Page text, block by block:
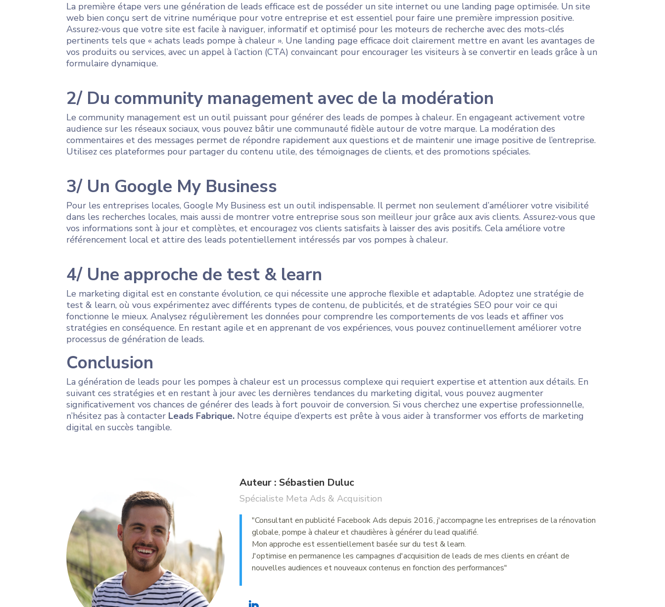
La première étape vers une génération de leads efficace est de posséder un site internet ou une landing page optimisée. Un site
web bien conçu sert de vitrine numérique pour votre entreprise et est essentiel pour faire une première impression positive.
Assurez-vous que votre site est facile à naviguer, informatif et optimisé pour les moteurs de recherche avec des mots-clés
pertinents tels que « achats leads pompe à chaleur ». Une landing page efficace doit clairement mettre en avant les avantages de
vos produits ou services, avec un appel à l’action (CTA) convaincant pour encourager les visiteurs à se convertir en leads grâce à un
formulaire dynamique.
2/ Du community management avec de la modération
Le community management est un outil puissant pour générer des leads de pompes à chaleur. En engageant activement votre
audience sur les réseaux sociaux, vous pouvez bâtir une communauté fidèle autour de votre marque. La modération des
commentaires et des messages permet de répondre rapidement aux questions et de maintenir une image positive de l’entreprise.
Utilisez ces plateformes pour partager du contenu utile, des témoignages de clients, et des promotions spéciales.
3/ Un Google My Business
Pour les entreprises locales, Google My Business est un outil indispensable. Il permet non seulement d’améliorer votre visibilité
dans les recherches locales, mais aussi de montrer votre entreprise sous son meilleur jour grâce aux avis clients. Assurez-vous que
vos informations sont à jour et complètes, et encouragez vos clients satisfaits à laisser des avis positifs. Cela améliore votre
référencement local et attire des leads potentiellement intéressés par vos pompes à chaleur.
4/ Une approche de test & learn
Le marketing digital est en constante évolution, ce qui nécessite une approche flexible et adaptable. Adoptez une stratégie de
test & learn, où vous expérimentez avec différents types de contenu, de publicités, et de stratégies SEO pour voir ce qui
fonctionne le mieux. Analysez régulièrement les données pour comprendre les comportements de vos leads et affiner vos
stratégies en conséquence. En restant agile et en apprenant de vos expériences, vous pouvez continuellement améliorer votre
processus de génération de leads.
Conclusion
La génération de leads pour les pompes à chaleur est un processus complexe qui requiert expertise et attention aux détails. En
suivant ces stratégies et en restant à jour avec les dernières tendances du marketing digital, vous pouvez augmenter
significativement vos chances de générer des leads à fort pouvoir de conversion. Si vous cherchez une expertise professionnelle,
n’hésitez pas à contacter Leads Fabrique. Notre équipe d’experts est prête à vous aider à transformer vos efforts de marketing
digital en succès tangible.
Auteur : Sébastien Duluc
Spécialiste Meta Ads & Acquisition
"Consultant en publicité Facebook Ads depuis 2016, j'accompagne les entreprises de la rénovation
globale, pompe à chaleur et chaudières à générer du lead qualifié.
Mon approche est essentiellement basée sur du test & learn.
J'optimise en permanence les campagnes d'acquisition de leads de mes clients en créant de
nouvelles audiences et nouveaux contenus en fonction des performances"